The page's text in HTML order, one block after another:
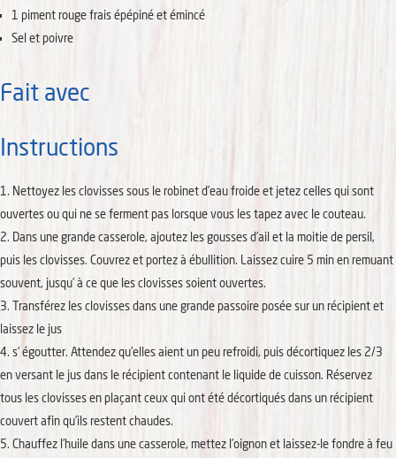
1 piment rougefrais épépiné et émincé
Sel et poivre
Fait avec
Instructions
Nettoyez les clovisses sous le robinet d’eau froide et jetez celles qui sont
ouvertes ou qui ne se ferment pas lorsque vous les tapez avec le couteau.
Dans une grande casserole, ajoutez les gousses d’ail et la moitie de persil,
puis les clovisses. Couvrez et portez à ébullition. Laissez cuire 5 min en remuant
souvent, jusqu’ à ce que les clovisses soient ouvertes.
Transférez les clovisses dans une grande passoire posée sur un récipient et
laissez le jus
s‘ égoutter. Attendez qu’elles aient un peu refroidi, puis décortiquez les 2/3
en versant le jus dans le récipient contenant le liquide de cuisson. Réservez
tous les clovisses en plaçant ceux qui ont été décortiqués dans un récipient
couvert afin qu’ils restent chaudes.
Chauffez l’huile dans une casserole, mettez l’oignon et laissez-le fondre à feu